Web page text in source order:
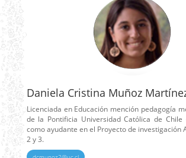
Daniela Cristina Muñoz
Licenciada en Educación mención pedagogía
de la Pontificia Universidad Católica de Chile
como ayudante en el Proyecto de investigación
2 y 3.